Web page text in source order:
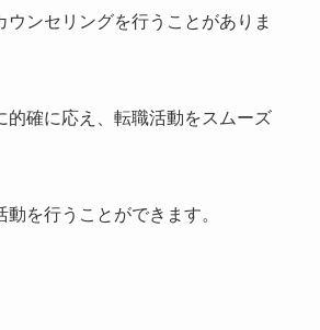
ンセリングを行うことがありま
確に応え、転職活動をスムーズ
を行うことができます。